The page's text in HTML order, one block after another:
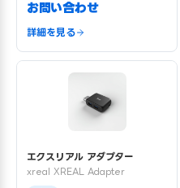
お問い合わせ
詳細を見る
エクスリアル アダプター
xreal XREAL Adapter